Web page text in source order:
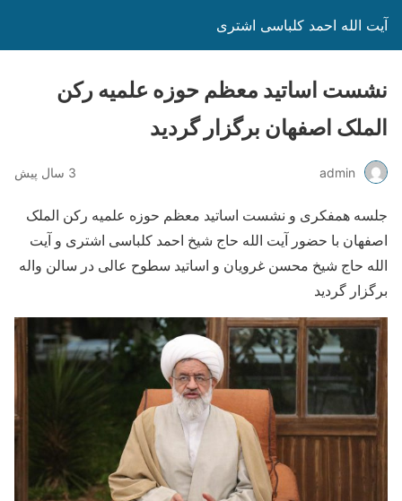
آیت الله احمد کلباسی اشتری
نشست اساتید معظم حوزه علمیه رکن
الملک اصفهان برگزار گردید
admin 3 سال پیش
جلسه همفکری و نشست اساتید معظم حوزه علمیه رکن الملک
اصفهان با حضور آیت الله حاج شیخ احمد کلباسی اشتری و آیت
الله حاج شیخ محسن غرویان و اساتید سطوح عالی در سالن واله
برگزار گردید